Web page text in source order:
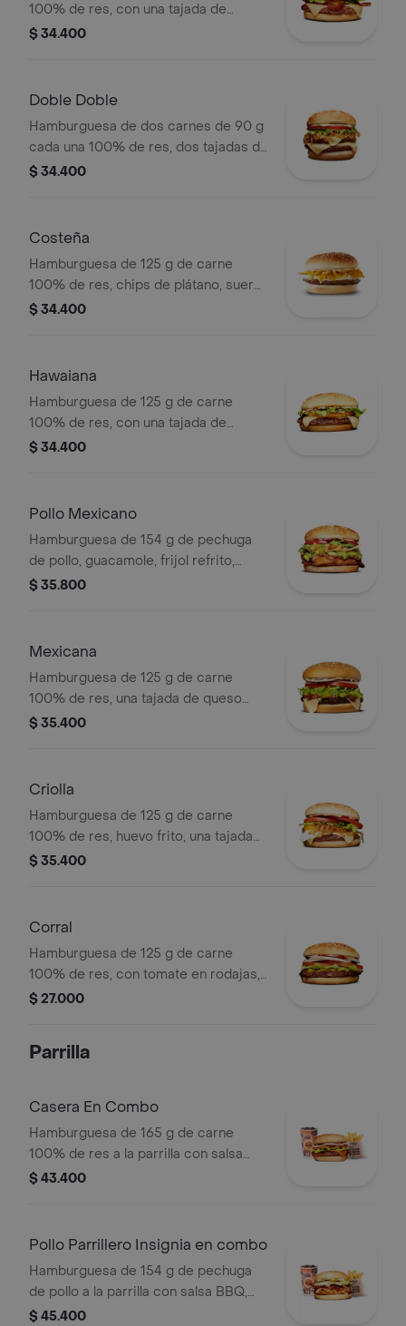
100% de res, con una tajada de
queso tipo mozzarella, tocineta,
$ 34.400
Doble Doble
Hamburguesa de dos carnes de 90 g
cada una 100% de res, dos tajadas de
queso tipo mozzarella, cebolla grillé,
$ 34.400
Costeña
Hamburguesa de 125 g de carne
100% de res, chips de plátano, suero,
queso costeño rallado y salsa blanca
$ 34.400
Hawaiana
Hamburguesa de 125 g de carne
100% de res, con una tajada de
queso tipo mozzarella, piña, lechuga,
$ 34.400
Pollo Mexicano
Hamburguesa de 154 g de pechuga
de pollo, guacamole, frijol refrito,
tortillas de maíz, tomate, lechuga y
$ 35.800
Mexicana
Hamburguesa de 125 g de carne
100% de res, una tajada de queso
tipo mozzarella, guacamole, fríjol
$ 35.400
Criolla
Hamburguesa de 125 g de carne
100% de res, huevo frito, una tajada
de queso tipo mozzarella, cebolla
$ 35.400
Corral
Hamburguesa de 125 g de carne
100% de res, con tomate en rodajas,
cebolla en rodajas, lechuga, salsa
$ 27.000
Parrilla
Casera En Combo
Hamburguesa de 165 g de carne
100% de res a la parrilla con salsa
bbq, queso americano, cebolla,
cascos) + bebida
$ 43.400
Pollo Parrillero Insignia en combo
Hamburguesa de 154 g de pechuga
de pollo a la parrilla con salsa BBQ,
tocineta, una tajada de queso tipo
$ 45.400